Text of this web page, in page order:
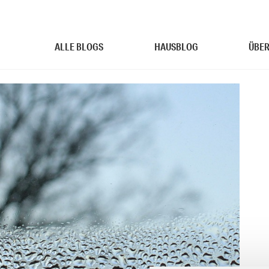
ALLE BLOGS HAUSBLOG